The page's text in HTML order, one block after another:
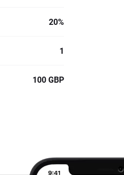
20%
1
100 GBP